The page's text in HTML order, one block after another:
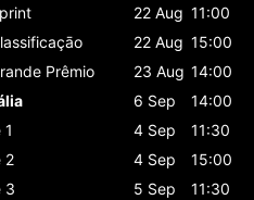
22 Aug 11:00
22 Aug 15:00
Prêmio 23 Aug 14:00
6 Sep
14:00
4 Sep
11:30
2 4 Sep
15:00
3 5 Sep
11:30